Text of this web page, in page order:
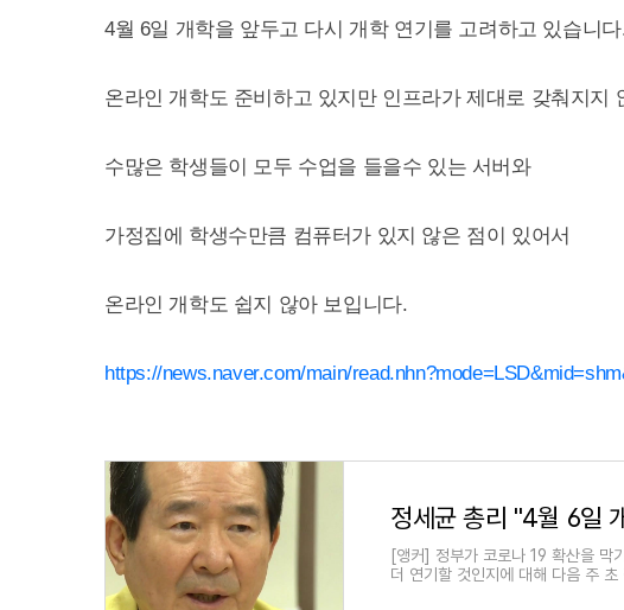
4월 6일 개학을 앞두고 다시 개학 연기를 고려하고 있습니
온라인 개학도 준비하고 있지만 인프라가 제대로 갖춰지지
수많은 학생들이 모두 수업을 들을수 있는 서버와
가정집에 학생수만큼 컴퓨터가 있지 않은 점이 있어서
온라인 개학도 쉽지 않아 보입니다.
https://news.naver.com/main/
정세균 총리 "4월 6일
[앵커] 정부가 코로나 19 확산을 막
더 연기할 것인지에 대해 다음 주